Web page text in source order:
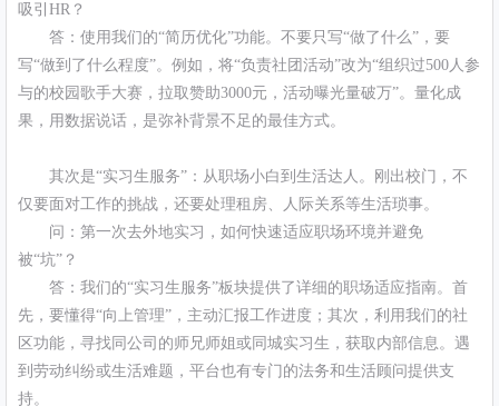
吸引HR？
答：使用我们的“简历优化”功能。不要只写“做了什么”，要
写“做到了什么程度”。例如，将“负责社团活动”改为“组织过500人参
与的校园歌手大赛，拉取赞助3000元，活动曝光量破万”。量化成
果，用数据说话，是弥补背景不足的最佳方式。
其次是“实习生服务”：从职场小白到生活达人。刚出校门，不
仅要面对工作的挑战，还要处理租房、人际关系等生活琐事。
问：第一次去外地实习，如何快速适应职场环境并避免
被“坑”？
答：我们的“实习生服务”板块提供了详细的职场适应指南。首
先，要懂得“向上管理”，主动汇报工作进度；其次，利用我们的社
区功能，寻找同公司的师兄师姐或同城实习生，获取内部信息。遇
到劳动纠纷或生活难题，平台也有专门的法务和生活顾问提供支
持。